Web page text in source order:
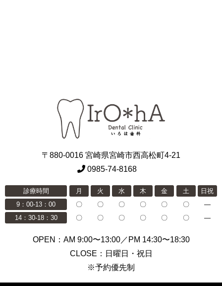
〒880-0016 宮崎県宮崎市西高松町4-21
0985-74-8168
診療時間 月 火 水 木 金 土
日祝
9：00-13：00
〇 〇 〇 〇 〇 〇
―
14：30-18：30
〇 〇 〇 〇 〇 〇 ―
OPEN：AM 9:00〜13:00／PM 14:30〜18:30
CLOSE：日曜日・祝日
※予約優先制